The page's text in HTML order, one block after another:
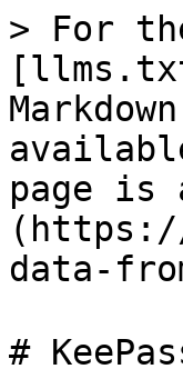
> For
page is
(https://
data-
#